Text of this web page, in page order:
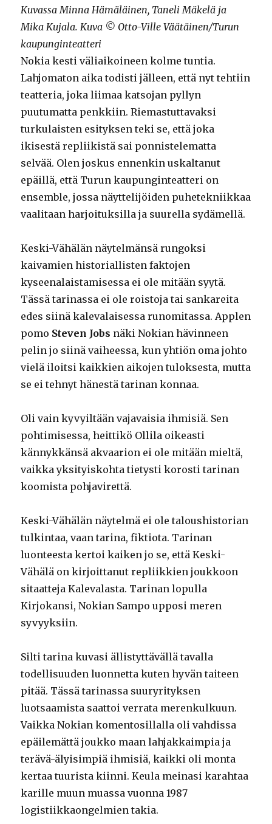
Kuvassa Minna Hämäläinen, Taneli Mäkelä ja
Mika Kujala. Kuva © Otto-Ville Väätäinen/Turun
kaupunginteatteri
Nokia kesti väliaikoineen kolme tuntia.
Lahjomaton aika todisti jälleen, että nyt tehtiin
teatteria, joka liimaa katsojan pyllyn
puutumatta penkkiin. Riemastuttavaksi
turkulaisten esityksen teki se, että joka
ikisestä repliikistä sai ponnistelematta
selvää. Olen joskus ennenkin uskaltanut
epäillä, että Turun kaupunginteatteri on
ensemble, jossa näyttelijöiden puhetekniikkaa
vaalitaan harjoituksilla ja suurella sydämellä.
Keski-Vähälän näytelmänsä rungoksi
kaivamien historiallisten faktojen
kyseenalaistamisessa ei ole mitään syytä.
Tässä tarinassa ei ole roistoja tai sankareita
edes siinä kalevalaisessa runomitassa. Applen
pomo Steven Jobs näki Nokian hävinneen
pelin jo siinä vaiheessa, kun yhtiön oma johto
vielä iloitsi kaikkien aikojen tuloksesta, mutta
se ei tehnyt hänestä tarinan konnaa.
Oli vain kyvyiltään vajavaisia ihmisiä. Sen
pohtimisessa, heittikö Ollila oikeasti
kännykkänsä akvaarion ei ole mitään mieltä,
vaikka yksityiskohta tietysti korosti tarinan
koomista pohjavirettä.
Keski-Vähälän näytelmä ei ole taloushistorian
tulkintaa, vaan tarina, fiktiota. Tarinan
luonteesta kertoi kaiken jo se, että Keski-
Vähälä on kirjoittanut repliikkien joukkoon
sitaatteja Kalevalasta. Tarinan lopulla
Kirjokansi, Nokian Sampo upposi meren
syvyyksiin.
Silti tarina kuvasi ällistyttävällä tavalla
todellisuuden luonnetta kuten hyvän taiteen
pitää. Tässä tarinassa suuryrityksen
luotsaamista saattoi verrata merenkulkuun.
Vaikka Nokian komentosillalla oli vahdissa
epäilemättä joukko maan lahjakkaimpia ja
terävä-älyisimpiä ihmisiä, kaikki oli monta
kertaa tuurista kiinni. Keula meinasi karahtaa
karille muun muassa vuonna 1987
logistiikkaongelmien takia.